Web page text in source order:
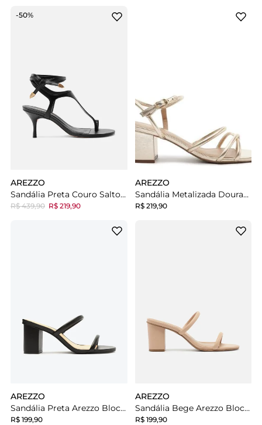
-50%
AREZZO
Sandália Preta Couro Salto Fino Amarração
R$ 439,90 R$ 219,90
AREZZO
Sandália Metalizada Dourada Salto Bloco
R$ 219,90
AREZZO
Sandália Preta Arezzo Bloco Duas Tiras Aberta
R$ 199,90
AREZZO
Sandália Bege Arezzo Bloco Duas Tiras Aberta
R$ 199,90